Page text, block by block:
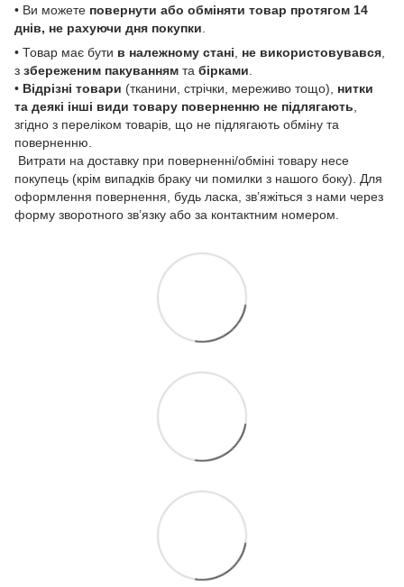
• Ви можете повернути або обміняти товар протягом 14
днів, не рахуючи дня покупки
• Товар має бути в належному стані не використовувався
з збереженим пакуванням та бірками
• Відрізні товари (тканини, стрічки, мереживо тощо), нитки
та деякі інші види товару поверненню не підлягають
згідно з переліком товарів, що не підлягають обміну та
поверненню.
Витрати на доставку при поверненні/обміні товару несе
покупець (крім випадків браку чи помилки з нашого боку). Для
оформлення повернення, будь ласка, зв’яжіться з нами через
форму зворотного зв’язку або за контактним номером.